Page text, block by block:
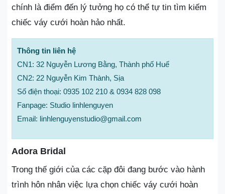
chính là điểm đến lý tưởng họ có thể tự tin tìm kiếm
chiếc váy cưới hoàn hảo nhất.
Thông tin liên hệ
CN1: 32 Nguyễn Lương Bằng, Thành phố Huế
CN2: 22 Nguyễn Kim Thành, Sịa
Số điện thoại: 0935 102 210 & 0934 828 098
Fanpage: Studio linhlenguyen
Email: linhlenguyenstudio@gmail.com
Adora Bridal
Trong thế giới của các cặp đôi đang bước vào hành
trình hôn nhân việc lựa chọn chiếc váy cưới hoàn